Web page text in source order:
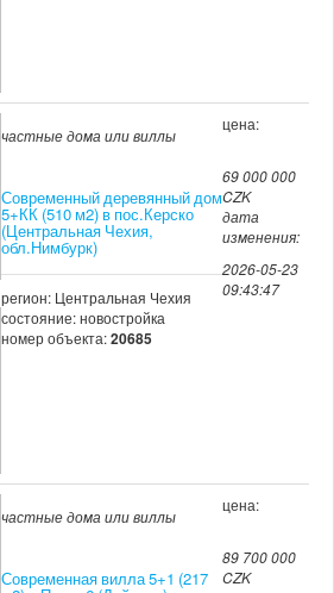
частные дома или виллы
Современный деревянный дом
5+КК (510 м2) в пос.Керско
(Центральная Чехия,
обл.Нимбурк)
регион: Центральная Чехия
состояние: новостройка
номер объекта:20685
цена:
69 000 000
CZK
дата
изменения:
2026-05-23
09:43:47
частные дома или виллы
Современная вилла 5+1 (217
цена:
89 700 000
CZK